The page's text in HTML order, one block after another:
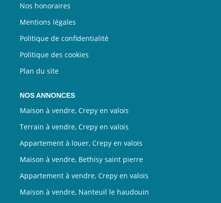
Nos honoraires
Mentions légales
Politique de confidentialité
Politique des cookies
Plan du site
NOS ANNONCES
Maison à vendre, Crepy en valois
Terrain à vendre, Crepy en valois
Appartement à louer, Crepy en valois
Maison à vendre, Bethisy saint pierre
Appartement à vendre, Crepy en valois
Maison à vendre, Nanteuil le haudouin